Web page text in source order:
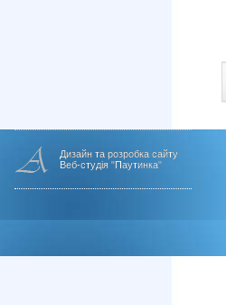
Дизайн та розробка сайту
Веб-студія "Паутинка"